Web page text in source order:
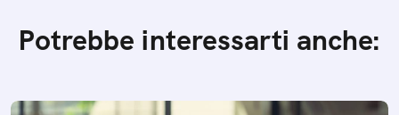
Potrebbe interessarti anche: